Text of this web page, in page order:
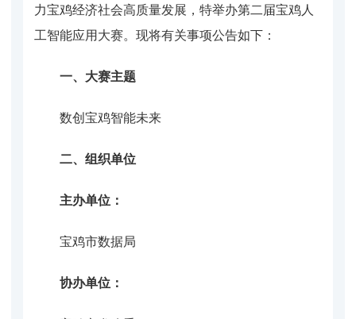
力宝鸡经济社会高质量发展，特举办第二届宝鸡人
工智能应用大赛。 现将有关事项公告如下：
一、大赛主题
数创宝鸡智能未来
二、组织单位
主办单位：
宝鸡市数据局
协办单位：